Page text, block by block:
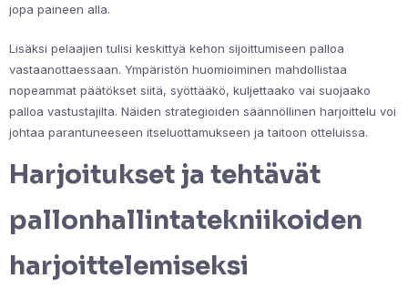
jopa paineen alla.
Lisäksi pelaajien tulisi keskittyä kehon sijoittumiseen palloa
vastaanottaessaan. Ympäristön huomioiminen mahdollistaa
nopeammat päätökset siitä, syöttääkö, kuljettaako vai suojaako
palloa vastustajilta. Näiden strategioiden säännöllinen harjoittelu voi
johtaa parantuneeseen itseluottamukseen ja taitoon otteluissa.
Harjoitukset ja tehtävät
pallonhallintatekniikoiden
harjoittelemiseksi